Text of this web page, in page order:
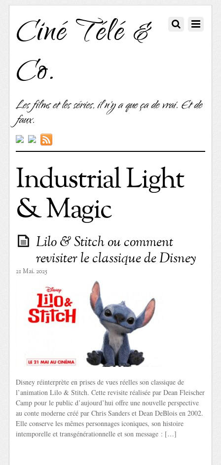
Ciné Télé &
Co.
Les films et les séries, il n'y a que ça de vrai. Et de
faux.
Industrial Light
& Magic
Lilo & Stitch ou comment
revisiter le classique de Disney
21 Mai. 2025
Disney réinterprète en prises de vues réelles son classique de
l’animation Lilo & Stitch. Cette revisite réalisée par Dean Fleischer
Camp pour le public d’aujourd’hui offre une nouvelle perspective
au conte moderne créé par Chris Sanders et Dean DeBlois en 2002.
Elle conserve les mêmes personnages iconiques, son histoire
intemporelle et transgénérationnelle et son message : […]